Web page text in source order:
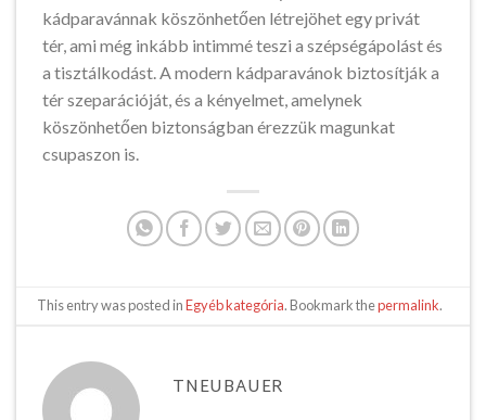
kádparavánnak köszönhetően létrejöhet egy privát
tér, ami még inkább intimmé teszi a szépségápolást és
a tisztálkodást. A modern kádparavánok biztosítják a
tér szeparációját, és a kényelmet, amelynek
köszönhetően biztonságban érezzük magunkat
csupaszon is.
This entry was posted inEgyéb kategória. Bookmark thepermalink.
TNEUBAUER